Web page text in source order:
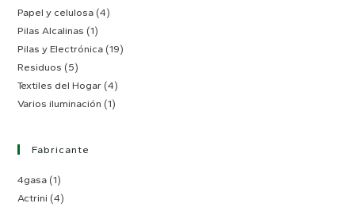
Papel y celulosa (4)
Pilas Alcalinas (1)
Pilas y Electrónica (19)
Residuos (5)
Textiles del Hogar (4)
Varios iluminación (1)
Fabricante
4gasa (1)
Actrini (4)